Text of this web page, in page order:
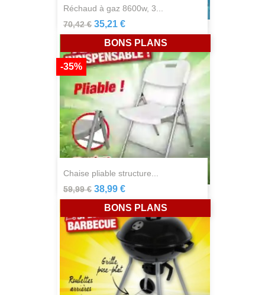
réchaud à gaz 8600w, 3...
70,42 € 35,21 €
chaise pliable structure...
59,99 €
-35%
38,99 €
BONS PLANS
BONS PLANS